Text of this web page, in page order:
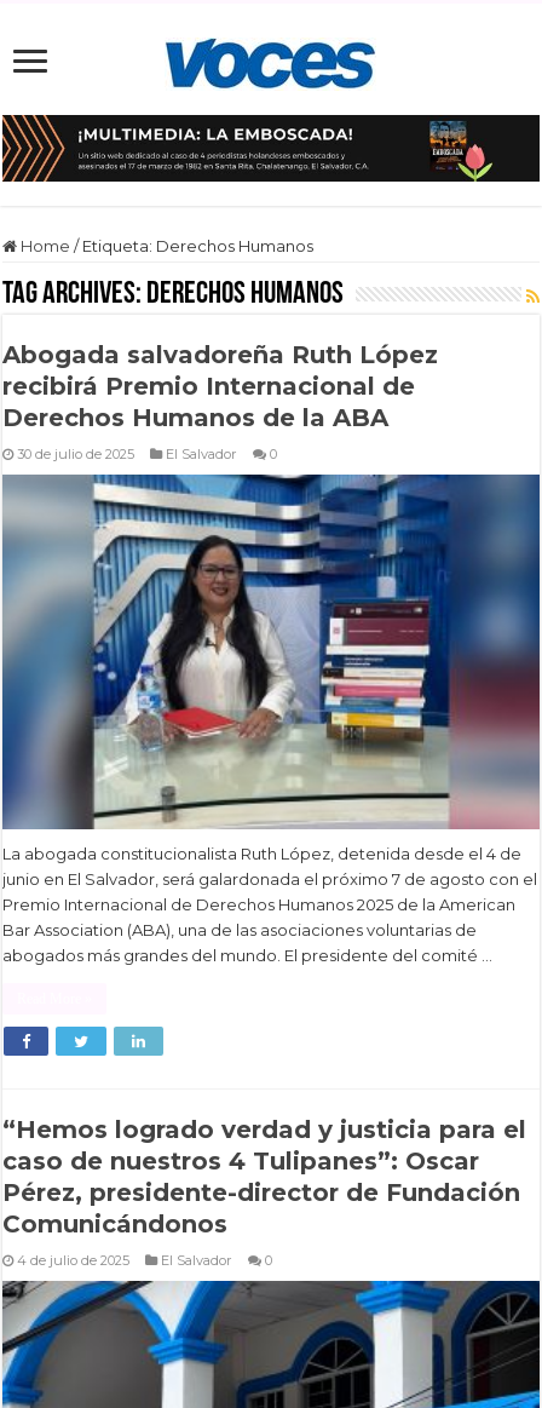
Home / Etiqueta: Derechos Humanos
Tag Archives: Derechos Humanos
Abogada salvadoreña Ruth López
recibirá Premio Internacional de
Derechos Humanos de la ABA
30 de julio de 2025 El Salvador 0
La abogada constitucionalista Ruth López, detenida desde el 4 de
junio en El Salvador, será galardonada el próximo 7 de agosto con el
Premio Internacional de Derechos Humanos 2025 de la American
Bar Association (ABA), una de las asociaciones voluntarias de
abogados más grandes del mundo. El presidente del comité …
“Hemos logrado verdad y justicia para el
caso de nuestros 4 Tulipanes”: Oscar
Pérez, presidente-director de Fundación
Comunicándonos
4 de julio de 2025 El Salvador 0